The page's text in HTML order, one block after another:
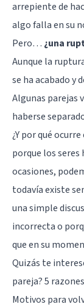
arrepiente de
algo falla en su
Pero… ¿una
Aunque la
se ha acabado y
Algunas parejas
haberse
¿Y por qué
porque los seres
ocasiones,
todavía existe
una simple
incorrecta o
que en su
Quizás te
pareja? 5
Motivos para